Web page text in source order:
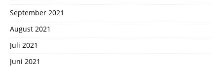
September 2021
August 2021
Juli 2021
Juni 2021